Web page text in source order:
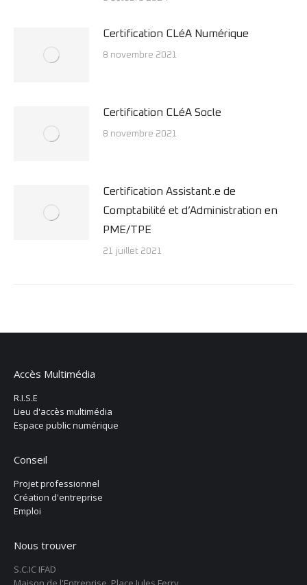
Certification CLéA Numérique
8 novembre 2021
Certification CLéA Socle
8 novembre 2021
Certification Assistant.e de
Comptabilité et d’Administration en
PME/TPE
21 juillet 2021
Accès Multimédia
R.I.S.E
Lieu d'accès multimédia
Espace public numérique
Conseil
Projet professionnel
Création d'entreprise
Emploi
Nous trouver
S.C.IC IFAD